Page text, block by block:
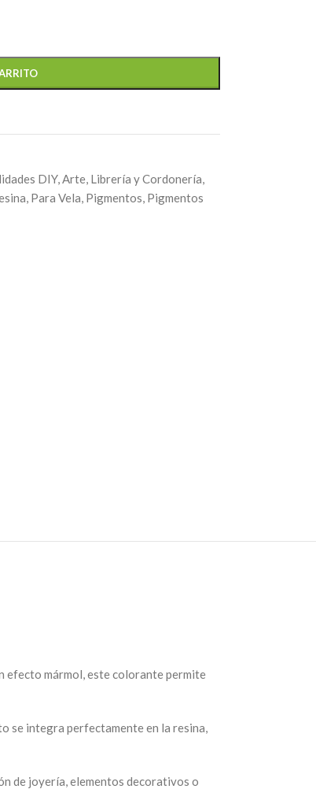
DIY,Arte, Librería y Cordonería,
, Para Vela, Pigmentos, Pigmentos
efecto mármol, este colorante permite
se integra perfectamente en la resina,
de joyería, elementos decorativos o